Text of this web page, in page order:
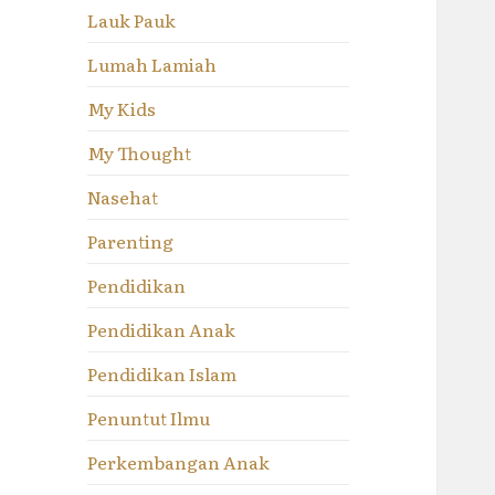
Lauk Pauk
Lumah Lamiah
My Kids
My Thought
Nasehat
Parenting
Pendidikan
Pendidikan Anak
Pendidikan Islam
Penuntut Ilmu
Perkembangan Anak